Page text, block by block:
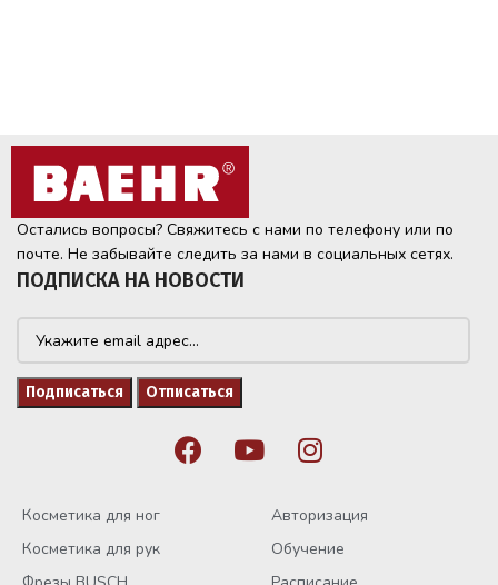
Остались вопросы? Свяжитесь с нами по телефону или по
почте. Не забывайте следить за нами в социальных сетях.
ПОДПИСКА НА НОВОСТИ
Косметика для ног
Косметика для рук
Авторизация
Обучение